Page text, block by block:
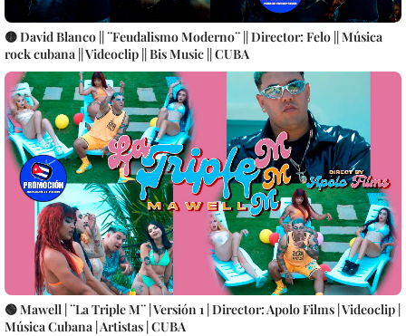
🟡 David Blanco || ¨Feudalismo Moderno¨ || Director: Felo || Música
rock cubana || Videoclip || Bis Music || CUBA
🟢 Mawell | ¨La Triple M¨ | Versión 1 | Director: Apolo Films | Videoclip |
Música Cubana | Artistas | CUBA